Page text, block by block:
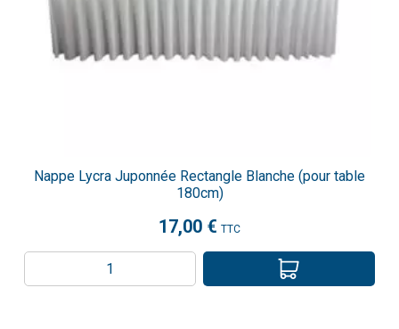
Nappe Lycra Juponnée Rectangle Blanche (pour table
180cm)
17,00 € TTC